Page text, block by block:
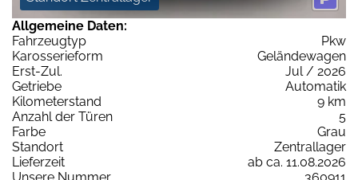
Allgemeine Daten:
Fahrzeugtyp
Pkw
Karosserieform
Geländewagen
Erst-Zul.
Jul / 2026
Getriebe
Automatik
Kilometerstand
9 km
Anzahl der Türen
5
Farbe
Grau
Standort
Zentrallager
Lieferzeit
ab ca. 11.08.2026
Unsere Nummer
360911